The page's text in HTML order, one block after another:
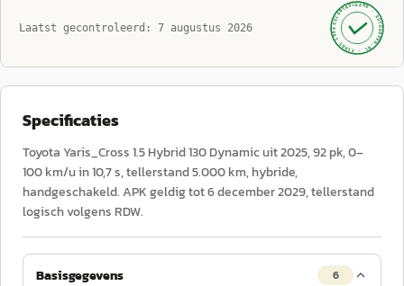
Laatst gecontroleerd: 7 augustus 2026 GECONTROLEERD ·
AUTOKOPEN.NL
· SINDS 1999 ·
Specificaties
Toyota Yaris_Cross 1.5 Hybrid 130 Dynamic uit 2025, 92 pk, 0–
100 km/u in 10,7 s, tellerstand 5.000 km, hybride,
handgeschakeld. APK geldig tot 6 december 2029, tellerstand
logisch volgens RDW.
Basisgegevens 6